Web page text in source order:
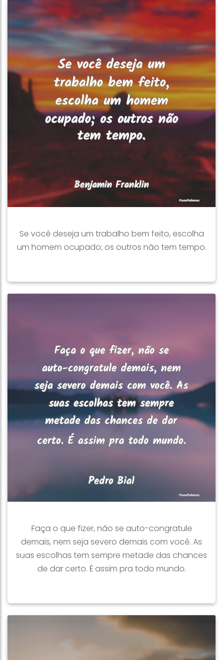
Se você deseja um trabalho bem feito, escolha
um homem ocupado; os outros não tem tempo.
Faça o que fizer, não se auto-congratule
demais, nem seja severo demais com você. As
suas escolhas tem sempre metade das chances
de dar certo. É assim pra todo mundo.